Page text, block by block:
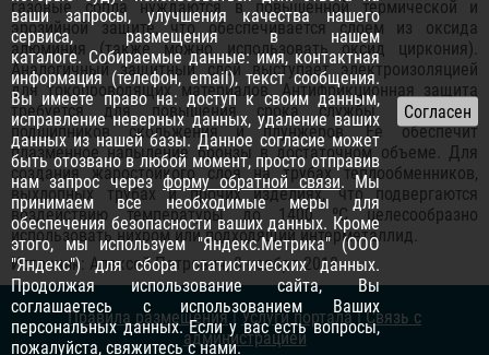
газовые сопла нуждаются в повышенной термической и
эрозийной защите, что обеспечивается слоем из оксида
алюминия (также можно использовать оксид циркония).
Аналогичный защитный слой выступает электроизоляцией
для токопроводящих материалов. Антифрикционная защита
требуется для повышения срока службы и втулок,
подшипников скольжения и плунжеров. Ее обеспечит
плазменное напыление бронзы в достаточном объеме. Для
создания жаростойкого слоя на трубах теплообменников,
выхлопных трубах и прочих изделиях, что подвергаются
воздействию температуры до 1400 ºС целесообразно
использовать нихром или подходящий интерметаллид.
Источник: Алексей Петрович, 8 ноября 2018
Правила размещения|Услуги портала|Связь с
администрацией
ваши запросы, улучшения качества нашего
сервиса, размещения в нашем
каталоге. Собираемые данные: имя, контактная
информация (телефон, email), текст сообщения.
Вы имеете право на: доступ к своим данным,
исправление неверных данных, удаление ваших
данных из нашей базы. Данное согласие может
быть отозвано в любой момент, просто отправив
нам запрос черезформу обратной связи. Мы
принимаем все необходимые меры для
обеспечения безопасности ваших данных. Кроме
этого, мы используем "Яндекс.Метрика" (ООО
"Яндекс") для сбора статистических данных.
Продолжая использование сайта, Вы
соглашаетесь с использованием Ваших
персональных данных. Если у вас есть вопросы,
пожалуйста, свяжитесь с нами.